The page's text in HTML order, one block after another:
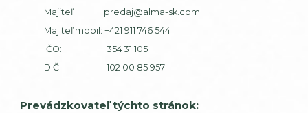
Majiteľ: predaj@alma-sk.com
Majiteľ mobil: +421 911 746 544
IČO: 354 31 105
DIČ: 102 00 85 957
Prevádzkovateľ týchto stránok: